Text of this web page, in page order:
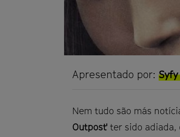
Apresentado por:
Nem tudo são más
Outpost' ter sido adiada,